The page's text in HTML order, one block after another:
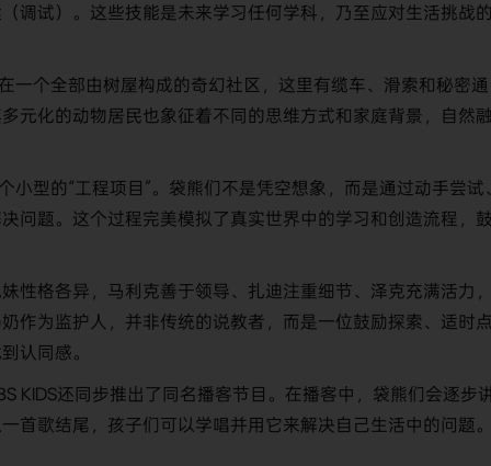
调试）。这些技能是未来学习任何学科，乃至应对生活挑战
一个全部由树屋构成的奇幻社区，这里有缆车、滑索和秘密通
元化的动物居民也象征着不同的思维方式和家庭背景，自然
小型的“工程项目”。袋熊们不是凭空想象，而是通过动手尝试
问题。这个过程完美模拟了真实世界中的学习和创造流程，
性格各异，马利克善于领导、扎迪注重细节、泽克充满活力
作为监护人，并非传统的说教者，而是一位鼓励探索、适时
认同感。
KIDS还同步推出了同名播客节目。在播客中，袋熊们会逐步
首歌结尾，孩子们可以学唱并用它来解决自己生活中的问题